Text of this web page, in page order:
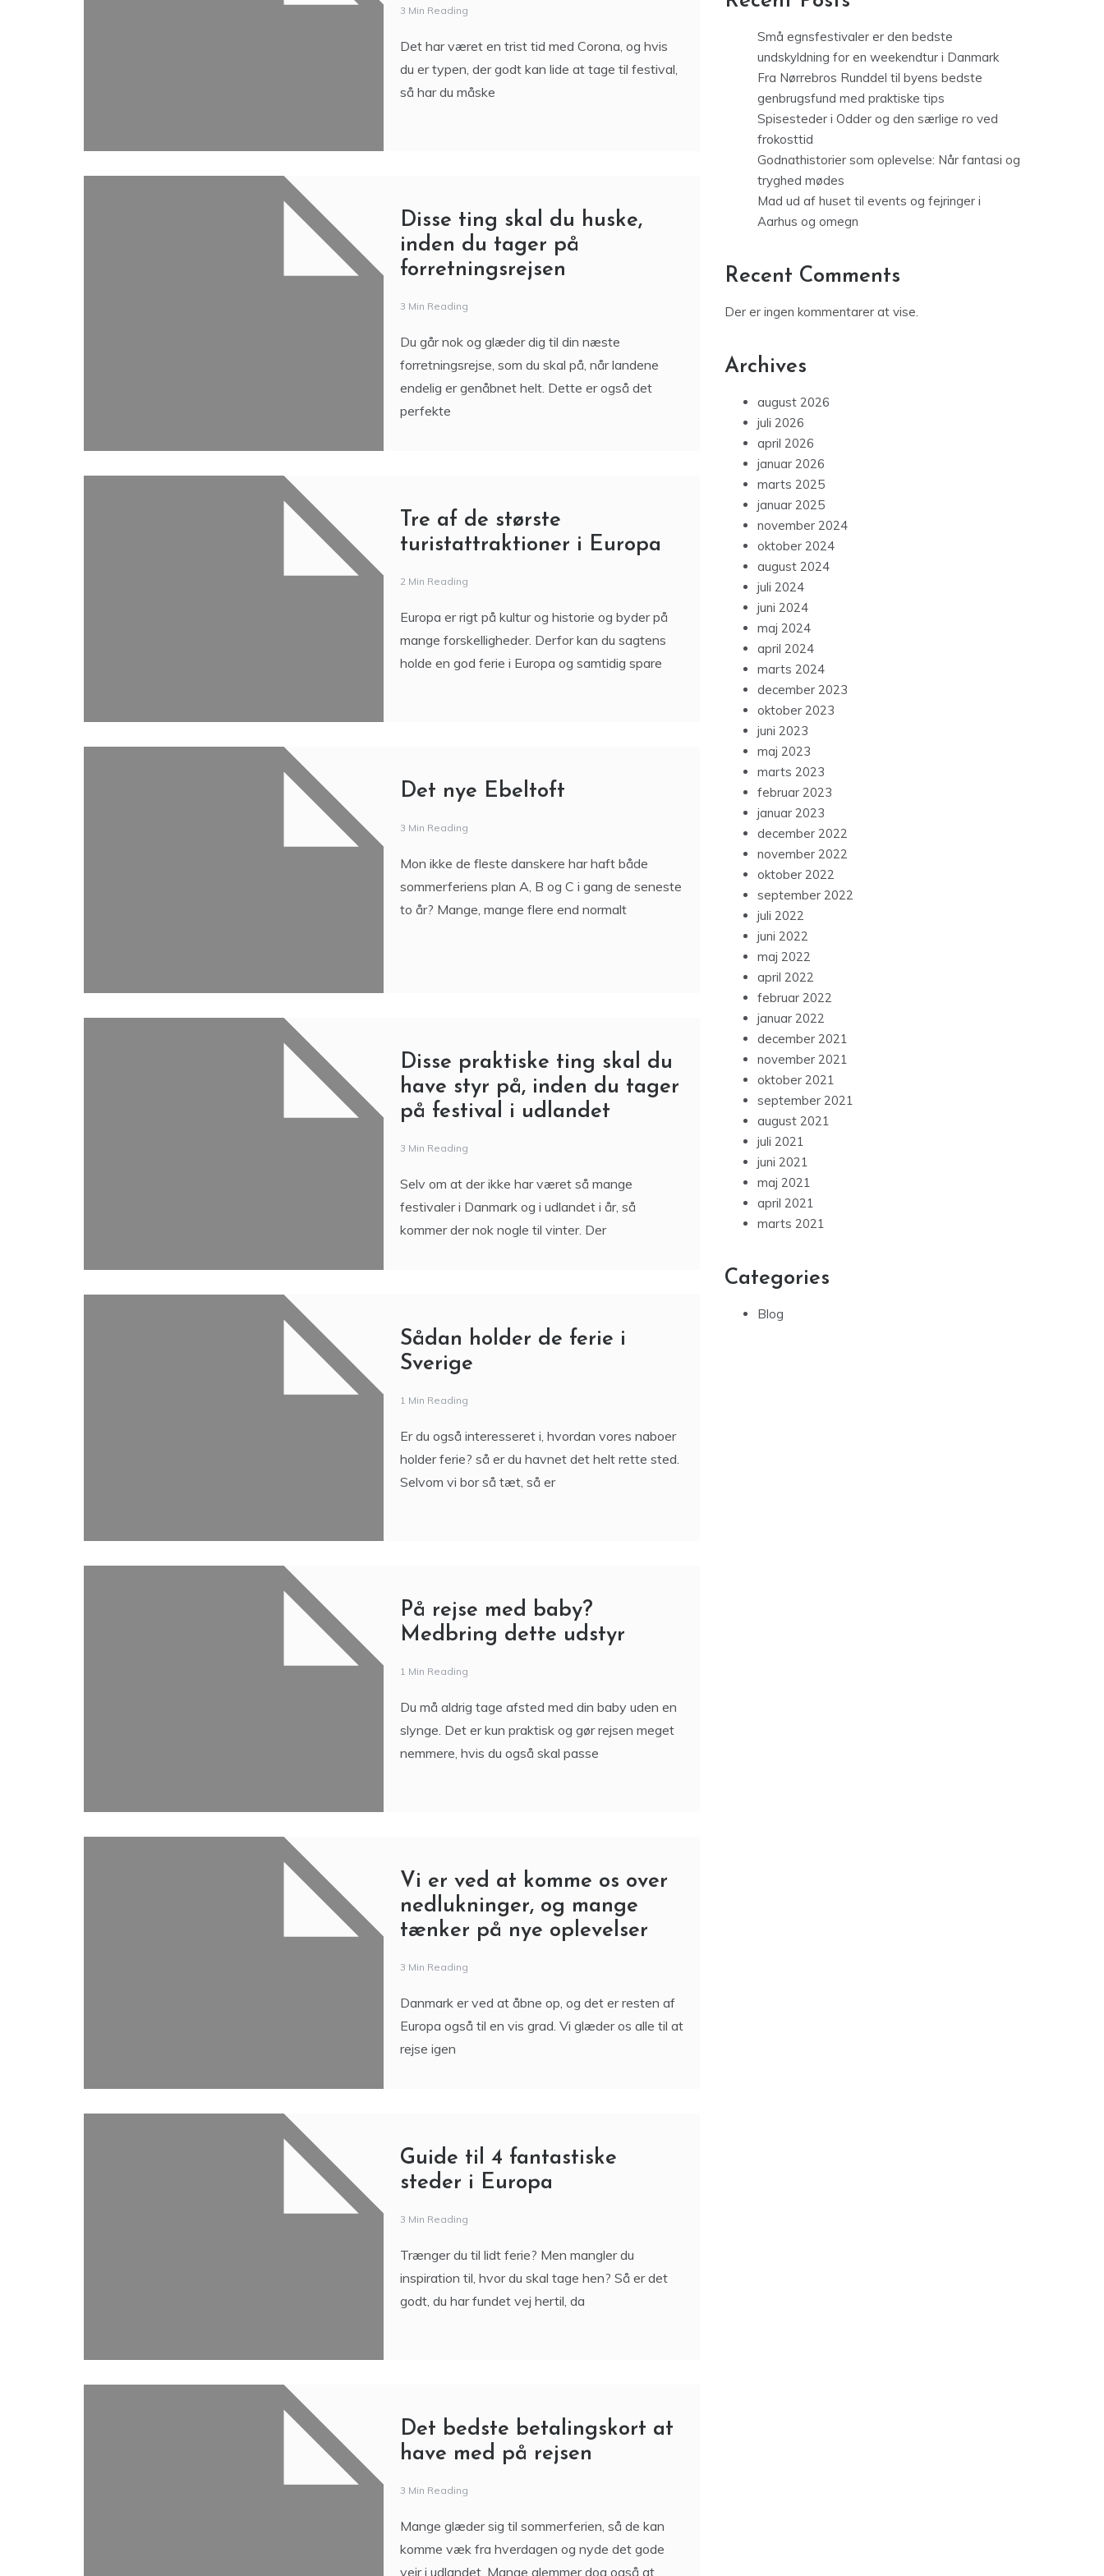
3 Min Reading
Det har været en trist tid med Corona, og hvis
du er typen, der godt kan lide at tage til festival,
så har du måske
Disse ting skal du huske,
inden du tager på
forretningsrejsen
3 Min Reading
Du går nok og glæder dig til din næste
forretningsrejse, som du skal på, når landene
endelig er genåbnet helt. Dette er også det
perfekte
Tre af de største
turistattraktioner i Europa
2 Min Reading
Europa er rigt på kultur og historie og byder på
mange forskelligheder. Derfor kan du sagtens
holde en god ferie i Europa og samtidig spare
Det nye Ebeltoft
3 Min Reading
Mon ikke de fleste danskere har haft både
sommerferiens plan A, B og C i gang de seneste
to år? Mange, mange flere end normalt
Disse praktiske ting skal du
have styr på, inden du tager
på festival i udlandet
3 Min Reading
Selv om at der ikke har været så mange
festivaler i Danmark og i udlandet i år, så
kommer der nok nogle til vinter. Der
Sådan holder de ferie i
Sverige
1 Min Reading
Er du også interesseret i, hvordan vores naboer
holder ferie? så er du havnet det helt rette sted.
Selvom vi bor så tæt, så er
På rejse med baby?
Medbring dette udstyr
1 Min Reading
Du må aldrig tage afsted med din baby uden en
slynge. Det er kun praktisk og gør rejsen meget
nemmere, hvis du også skal passe
Vi er ved at komme os over
nedlukninger, og mange
tænker på nye oplevelser
3 Min Reading
Danmark er ved at åbne op, og det er resten af
Europa også til en vis grad. Vi glæder os alle til at
rejse igen
Guide til 4 fantastiske
steder i Europa
3 Min Reading
Trænger du til lidt ferie? Men mangler du
inspiration til, hvor du skal tage hen? Så er det
godt, du har fundet vej hertil, da
Det bedste betalingskort at
have med på rejsen
3 Min Reading
Mange glæder sig til sommerferien, så de kan
komme væk fra hverdagen og nyde det gode
vejr i udlandet. Mange glemmer dog også at
Små egnsfestivaler er den bedste
undskyldning for en weekendtur i Danmark
Fra Nørrebros Runddel til byens bedste
genbrugsfund med praktiske tips
Spisesteder i Odder og den særlige ro ved
frokosttid
Godnathistorier som oplevelse: Når fantasi og
tryghed mødes
Mad ud af huset til events og fejringer i
Aarhus og omegn
Recent Comments
Der er ingen kommentarer at vise.
Archives
august 2026
juli 2026
april 2026
januar 2026
marts 2025
januar 2025
november 2024
oktober 2024
august 2024
juli 2024
juni 2024
maj 2024
april 2024
marts 2024
december 2023
oktober 2023
juni 2023
maj 2023
marts 2023
februar 2023
januar 2023
december 2022
november 2022
oktober 2022
september 2022
juli 2022
juni 2022
maj 2022
april 2022
februar 2022
januar 2022
december 2021
november 2021
oktober 2021
september 2021
august 2021
juli 2021
juni 2021
maj 2021
april 2021
marts 2021
Categories
Blog